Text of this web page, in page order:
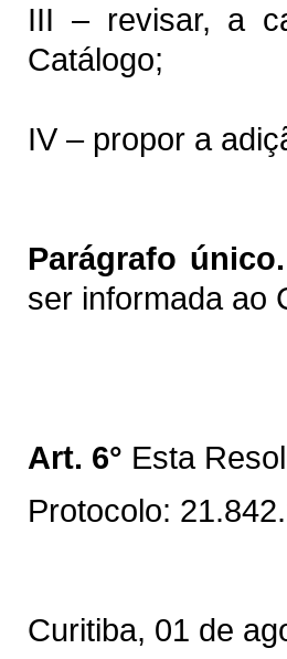
III – revisar, a
Catálogo;
IV – propor a
Parágrafo único.
ser informada ao
Art. 6° Esta
Protocolo:
Curitiba, 01 de